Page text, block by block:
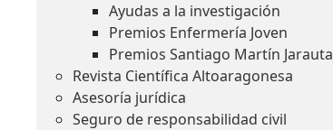
Ayudas a la investigación
Premios Enfermería Joven
Premios Santiago Martín Jarauta
Revista Científica Altoaragonesa
Asesoría jurídica
Seguro de responsabilidad civil